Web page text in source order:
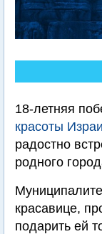
18-летняя
красоты
радостно
родного
красавице,
подарить ей